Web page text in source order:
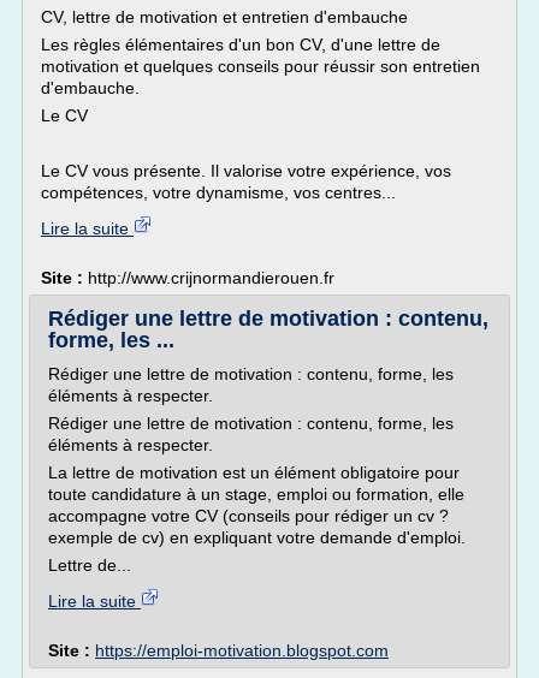
CV, lettre de motivation et entretien d'embauche
Les règles élémentaires d'un bon CV, d'une lettre de
motivation et quelques conseils pour réussir son entretien
d'embauche.
Le CV
Le CV vous présente. Il valorise votre expérience, vos
compétences, votre dynamisme, vos centres...
Lire la suite
Site : http://www.crijnormandierouen.fr
Rédiger une lettre de motivation : contenu,
forme, les ...
Rédiger une lettre de motivation : contenu, forme, les
éléments à respecter.
Rédiger une lettre de motivation : contenu, forme, les
éléments à respecter.
La lettre de motivation est un élément obligatoire pour
toute candidature à un stage, emploi ou formation, elle
accompagne votre CV (conseils pour rédiger un cv ?
exemple de cv) en expliquant votre demande d'emploi.
Lettre de...
Lire la suite
Site : https://emploi-motivation.blogspot.com